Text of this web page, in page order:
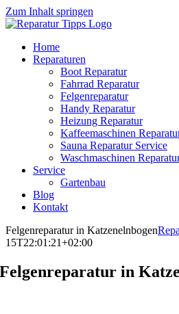
Zum Inhalt springen
Home
Reparaturen
Boot Reparatur
Fahrrad Reparatur
Felgenreparatur
Handy Reparatur
Heizung Reparatur
Kaffeemaschinen
Sauna Reparatur Service
Waschmaschinen
Service
Gartenbau
Blog
Kontakt
Felgenreparatur in Katzenelnbogen
15T22:01:21+02:00
Felgenreparatur in